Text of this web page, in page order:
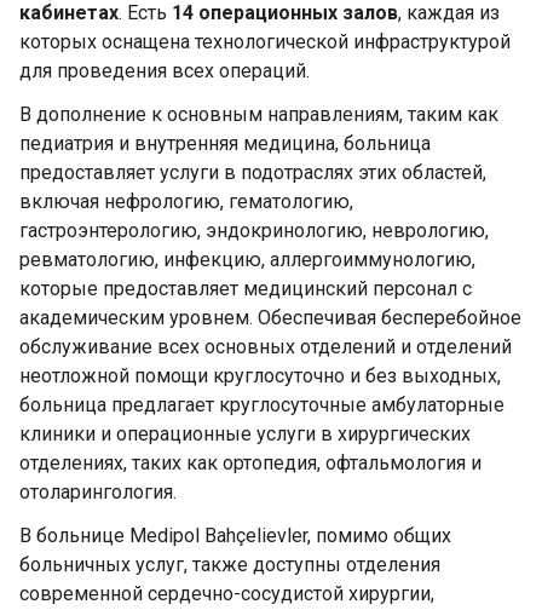
кабинетах. Есть 14 операционных залов, каждая из
которых оснащена технологической инфраструктурой
для проведения всех операций.
В дополнение к основным направлениям, таким как
педиатрия и внутренняя медицина, больница
предоставляет услуги в подотраслях этих областей,
включая нефрологию, гематологию,
гастроэнтерологию, эндокринологию, неврологию,
ревматологию, инфекцию, аллергоиммунологию,
которые предоставляет медицинский персонал с
академическим уровнем. Обеспечивая бесперебойное
обслуживание всех основных отделений и отделений
неотложной помощи круглосуточно и без выходных,
больница предлагает круглосуточные амбулаторные
клиники и операционные услуги в хирургических
отделениях, таких как ортопедия, офтальмология и
отоларингология.
В больнице Medipol Bahçelievler, помимо общих
больничных услуг, также доступны отделения
современной сердечно-сосудистой хирургии,